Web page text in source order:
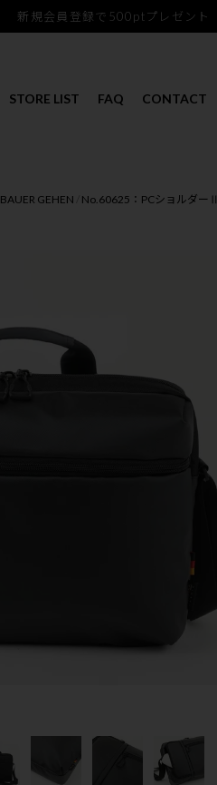
新規会員登録で500ptプレゼント
STORE LIST FAQ CONTACT
BAUER GEHEN No.60625：PCショルダーⅡ